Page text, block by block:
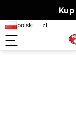
polski zł